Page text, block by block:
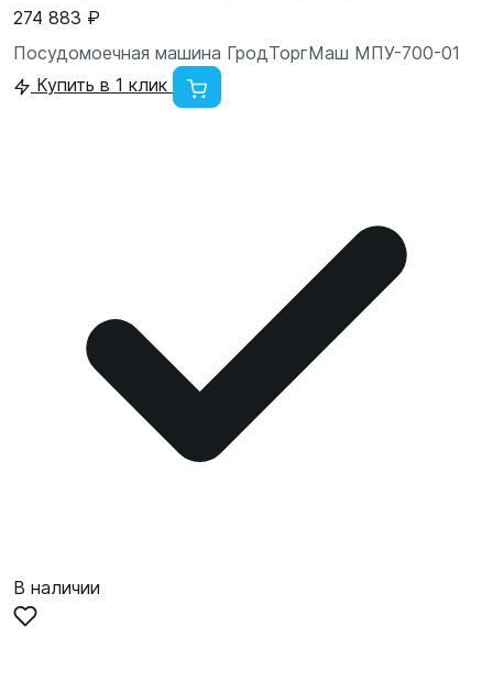
274 883 ₽
Посудомоечная машина ГродТоргМаш МПУ-700-01
Купить в 1 клик
В наличии